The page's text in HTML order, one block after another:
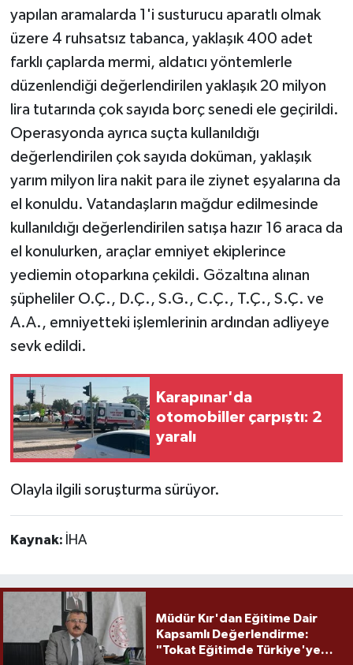
yapılan aramalarda 1'i susturucu aparatlı olmak
üzere 4 ruhsatsız tabanca, yaklaşık 400 adet
farklı çaplarda mermi, aldatıcı yöntemlerle
düzenlendiği değerlendirilen yaklaşık 20 milyon
lira tutarında çok sayıda borç senedi ele geçirildi.
Operasyonda ayrıca suçta kullanıldığı
değerlendirilen çok sayıda doküman, yaklaşık
yarım milyon lira nakit para ile ziynet eşyalarına da
el konuldu. Vatandaşların mağdur edilmesinde
kullanıldığı değerlendirilen satışa hazır 16 araca da
el konulurken, araçlar emniyet ekiplerince
yediemin otoparkına çekildi. Gözaltına alınan
şüpheliler O.Ç., D.Ç., S.G., C.Ç., T.Ç., S.Ç. ve
A.A., emniyetteki işlemlerinin ardından adliyeye
sevk edildi.
Karapınar'da
otomobiller çarpıştı: 2
yaralı
Olayla ilgili soruşturma sürüyor.
Kaynak: İHA
Müdür Kır'dan Eğitime Dair
Kapsamlı Değerlendirme:
"Tokat Eğitimde Türkiye'ye